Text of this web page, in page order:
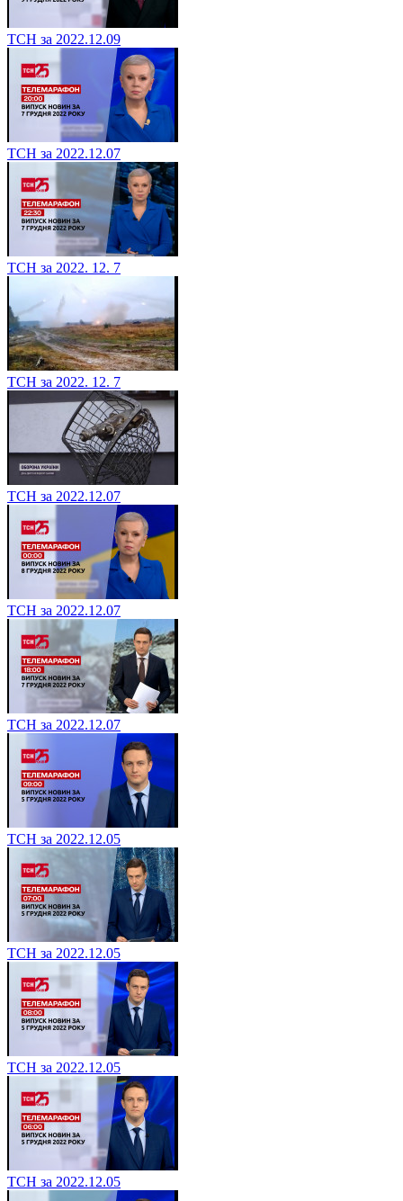
ТСН за 2022.12.09
ТСН за 2022.12.07
ТСН за 2022. 12. 7
ТСН за 2022. 12. 7
ТСН за 2022.12.07
ТСН за 2022.12.07
ТСН за 2022.12.07
ТСН за 2022.12.05
ТСН за 2022.12.05
ТСН за 2022.12.05
ТСН за 2022.12.05